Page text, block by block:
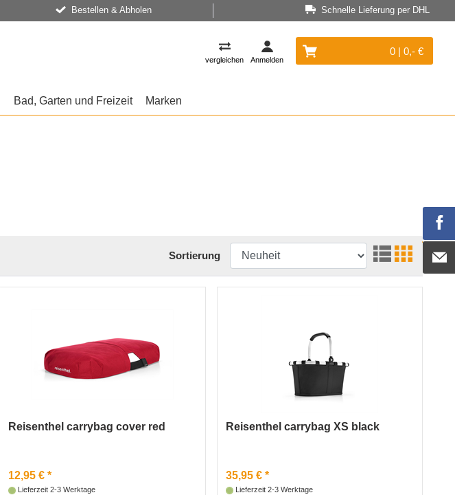
Bestellen & Abholen Schnelle Lieferung per DHL
vergleichen Anmelden
0 | 0,- €
Bad, Garten und Freizeit Marken
Sortierung
Reisenthel carrybag cover red
12,95 € *
Lieferzeit 2-3 Werktage
Reisenthel carrybag XS black
35,95 € *
Lieferzeit 2-3 Werktage